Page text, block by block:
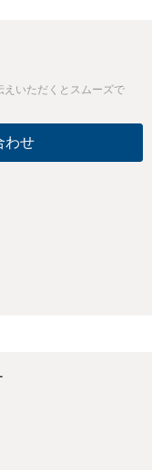
いただくとスムーズで
わせ